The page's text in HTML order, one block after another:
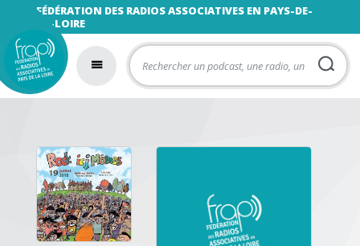
FÉDÉRATION DES RADIOS ASSOCIATIVES EN PAYS-DE-
LA-LOIRE